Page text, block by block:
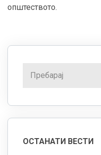
општеството.
ОСТАНАТИ ВЕСТИ